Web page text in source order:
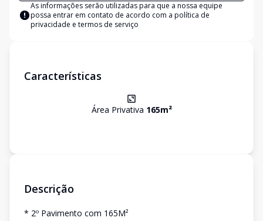
As informações serão utilizadas para que a nossa equipe
possa entrar em contato de acordo com a política de
privacidade e termos de serviço
Características
Área Privativa 165m²
Descrição
* 2º Pavimento com 165M²